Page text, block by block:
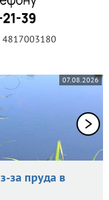
4817003180
07.08.2026
за пруда в